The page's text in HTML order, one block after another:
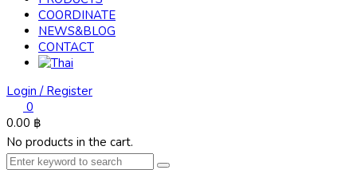
COORDINATE
NEWS&BLOG
CONTACT
Login / Register
0
0.00 ฿
No products in the cart.